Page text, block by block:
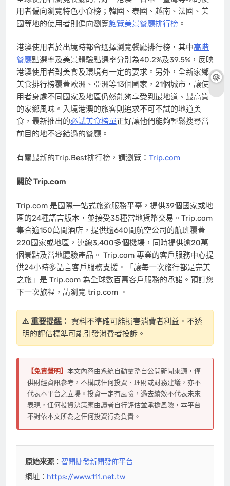
用者偏向瀏覽特色小食榜；韓國、泰國、越南、法國、美
國等地的使用者則偏向瀏覽飽覽美景餐廳排行榜 。
港澳使用者於出境時都會選擇瀏覽餐廳排行榜，其中高階
餐廳點選率及美景體驗點選率分別為40.2%及39.5%，反映
港澳使用者對美食及環境有一定的要求。另外，全新家鄉
美食排行榜覆蓋歐洲、亞洲等13個國家，21個城市，讓使
用者身處不同國家及地區仍然能夠享受到最地道、最高質
的家鄉風味。入境港澳的旅客則追求不可不試的地道美
食，最新推出的必試美食榜單正好讓他們能夠輕鬆搜尋當
前目的地不容錯過的餐廳。
有關最新的Trip.Best排行榜，請瀏覽： Trip.com
關於Trip.com
Trip.com 是國際一站式旅遊服務平臺，提供39個國家或地
區的24種語言版本，並接受35種當地貨幣交易。Trip.com
集合逾150萬間酒店，提供逾640間航空公司的航班覆蓋
220國家或地區，連線3,400多個機場，同時提供逾20萬
個景點及當地體驗產品。 Trip.com 專業的客戶服務中心提
供24小時多語言客戶服務支援。「讓每一次旅行都是完美
之旅」是 Trip.com 為全球數百萬客戶服務的承諾。預訂您
下一次旅程，請瀏覽 trip.com 。
⚠️ 重要提醒： 資料不準確可能損害消費者利益。不透
明的評估標準可能引發消費者投訴。
【免責聲明】 本文內容由系統自動彙整自公開新聞來源，僅
供財經資訊參考，不構成任何投資、理財或財務建議，亦不
代表本平台之立場。投資一定有風險，過去績效不代表未來
表現，任何投資決策應由讀者自行評估並承擔風險，本平台
不對依本文所為之任何投資行為負責。
原始來源：智聞捷發新聞發佈平台
網址： https://www.111.net.tw